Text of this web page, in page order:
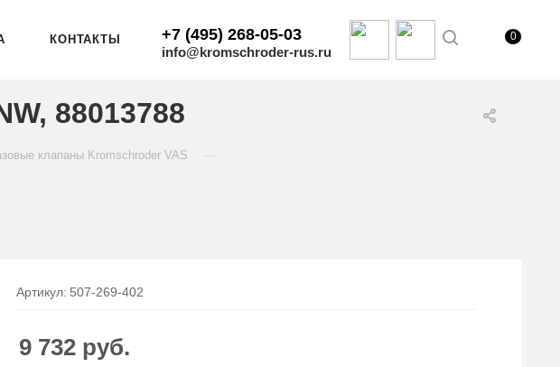
КОНТАКТЫ +7 (495) 268-05-03
info@kromschroder-rus.ru
0
88013788
клапаны Kromschroder VAS
Артикул: 507-269-402
9 732 руб.